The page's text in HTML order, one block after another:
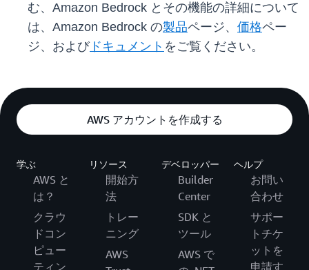
む、Amazon Bedrock とその機能の詳細について
は、Amazon Bedrock の製品ページ、 価格ペー
ジ、およびドキュメント をご覧ください。
AWS アカウントを作成する
学ぶ
AWS と
は？
クラウ
ドコン
ピュー
ティン
リソース
開始方
法
トレー
ニング
AWS
デベロッパー
Builder
Center
SDK と
ツール
AWS で
ヘルプ
お問い
合わせ
サポー
トチケ
ットを
申請す